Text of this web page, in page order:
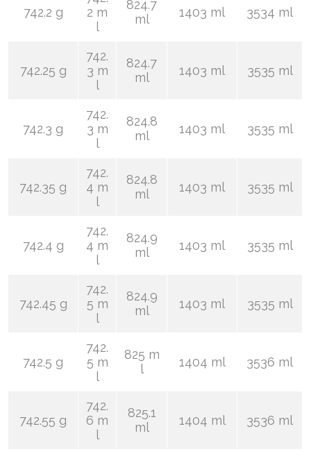
742.2 g
2 m
l
824.7
ml
1403 ml 3534 ml
742.25 g
742.
3 m
l
824.7
ml
1403 ml 3535 ml
742.3 g
742.
3 m
l
824.8
ml
1403 ml 3535 ml
742.35 g
742.
4 m
l
824.8
ml
1403 ml 3535 ml
742.4 g
742.
4 m
l
824.9
ml
1403 ml 3535 ml
742.45 g
742.
5 m
l
824.9
ml
1403 ml 3535 ml
742.5 g
742.
5 m
l
825 m
l
1404 ml 3536 ml
742.55 g
742.
6 m
l
825.1
ml
1404 ml 3536 ml